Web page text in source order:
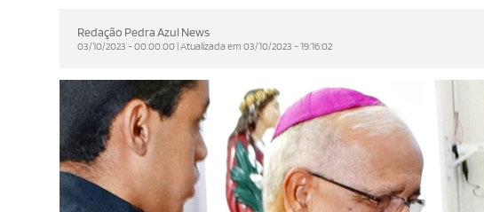
Redação Pedra Azul News
03/10/2023 - 00:00:00 | Atualizada em 03/10/2023 - 19:16:02